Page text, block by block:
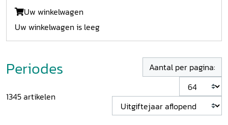
Uw winkelwagen
Uw winkelwagen is leeg
Periodes
1345artikelen
Aantal per pagina: